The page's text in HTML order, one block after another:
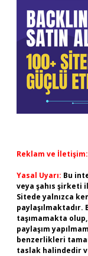
Reklam ve İletişim:
Yasal Uyarı: Bu
veya şahıs şirketi
Sitede yalnızca
taşımamakta
paylaşım
benzerlikleri
taslak halindedir